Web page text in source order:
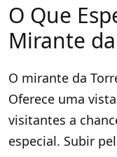
O Que
Mirante
O mirante da
Oferece uma
visitantes a
especial. Subir